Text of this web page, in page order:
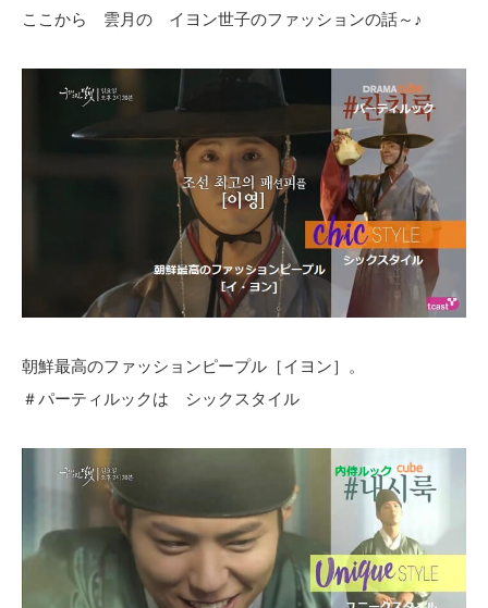
ここから 雲月の イヨン世子のファッションの話～♪
朝鮮最高のファッションピープル［イヨン］。
＃パーティルックは シックスタイル